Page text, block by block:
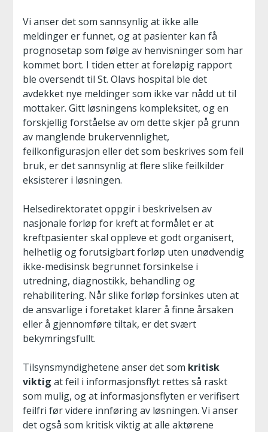
Vi anser det som sannsynlig at ikke alle
meldinger er funnet, og at pasienter kan få
prognosetap som følge av henvisninger som har
kommet bort. I tiden etter at foreløpig rapport
ble oversendt til St. Olavs hospital ble det
avdekket nye meldinger som ikke var nådd ut til
mottaker. Gitt løsningens kompleksitet, og en
forskjellig forståelse av om dette skjer på grunn
av manglende brukervennlighet,
feilkonfigurasjon eller det som beskrives som feil
bruk, er det sannsynlig at flere slike feilkilder
eksisterer i løsningen.
Helsedirektoratet oppgir i beskrivelsen av
nasjonale forløp for kreft at formålet er at
kreftpasienter skal oppleve et godt organisert,
helhetlig og forutsigbart forløp uten unødvendig
ikke-medisinsk begrunnet forsinkelse i
utredning, diagnostikk, behandling og
rehabilitering. Når slike forløp forsinkes uten at
de ansvarlige i foretaket klarer å finne årsaken
eller å gjennomføre tiltak, er det svært
bekymringsfullt.
Tilsynsmyndighetene anser det som kritisk
viktig at feil i informasjonsflyt rettes så raskt
som mulig, og at informasjonsflyten er verifisert
feilfri før videre innføring av løsningen. Vi anser
det også som kritisk viktig at alle aktørene